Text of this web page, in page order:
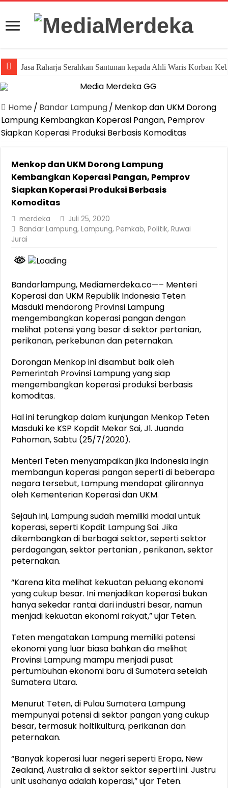
Jasa Raharja Serahkan Santunan kepada Ahli Waris Korban
Home / Bandar Lampung/ Menkop dan UKM Dorong
Lampung Kembangkan Koperasi Pangan, Pemprov
Siapkan Koperasi Produksi Berbasis Komoditas
Menkop dan UKM Dorong Lampung
Kembangkan Koperasi Pangan, Pemprov
Siapkan Koperasi Produksi Berbasis
Komoditas
merdeka
Juli 25, 2020
Bandar Lampung,Lampung,Pemkab,Politik,Ruwai
Jurai
Bandarlampung, Mediamerdeka.co—– Menteri
Koperasi dan UKM Republik Indonesia Teten
Masduki mendorong Provinsi Lampung
mengembangkan koperasi pangan dengan
melihat potensi yang besar di sektor pertanian,
perikanan, perkebunan dan peternakan.
Dorongan Menkop ini disambut baik oleh
Pemerintah Provinsi Lampung yang siap
mengembangkan koperasi produksi berbasis
komoditas.
Hal ini terungkap dalam kunjungan Menkop Teten
Masduki ke KSP Kopdit Mekar Sai, Jl. Juanda
Pahoman, Sabtu (25/7/2020).
Menteri Teten menyampaikan jika Indonesia ingin
membangun koperasi pangan seperti di beberapa
negara tersebut, Lampung mendapat gilirannya
oleh Kementerian Koperasi dan UKM.
Sejauh ini, Lampung sudah memiliki modal untuk
koperasi, seperti Kopdit Lampung Sai. Jika
dikembangkan di berbagai sektor, seperti sektor
perdagangan, sektor pertanian , perikanan, sektor
peternakan.
“Karena kita melihat kekuatan peluang ekonomi
yang cukup besar. Ini menjadikan koperasi bukan
hanya sekedar rantai dari industri besar, namun
menjadi kekuatan ekonomi rakyat,” ujar Teten.
Teten mengatakan Lampung memiliki potensi
ekonomi yang luar biasa bahkan dia melihat
Provinsi Lampung mampu menjadi pusat
pertumbuhan ekonomi baru di Sumatera setelah
Sumatera Utara.
Menurut Teten, di Pulau Sumatera Lampung
mempunyai potensi di sektor pangan yang cukup
besar, termasuk holtikultura, perikanan dan
peternakan.
“Banyak koperasi luar negeri seperti Eropa, New
Zealand, Australia di sektor sektor seperti ini. Justru
unit usahanya adalah koperasi,” ujar Teten.